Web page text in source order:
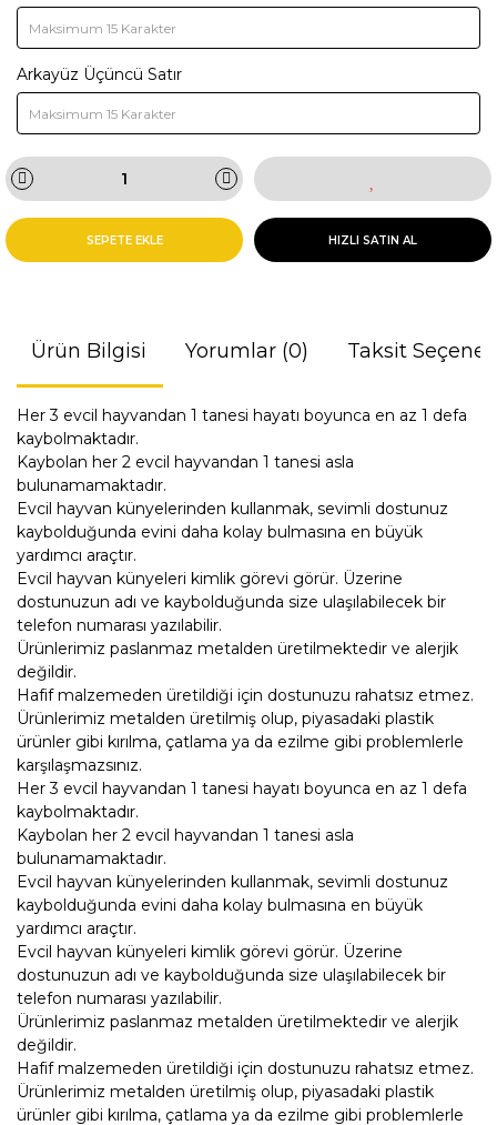
Arkayüz Üçüncü Satır
SEPETE EKLE HIZLI SATIN AL
Ürün Bilgisi Yorumlar (0) Taksit
Her 3 evcil hayvandan 1 tanesi hayatı boyunca en az 1 defa
kaybolmaktadır.
Kaybolan her 2 evcil hayvandan 1 tanesi asla
bulunamamaktadır.
Evcil hayvan künyelerinden kullanmak, sevimli dostunuz
kaybolduğunda evini daha kolay bulmasına en büyük
yardımcı araçtır.
Evcil hayvan künyeleri kimlik görevi görür. Üzerine
dostunuzun adı ve kaybolduğunda size ulaşılabilecek bir
telefon numarası yazılabilir.
Ürünlerimiz paslanmaz metalden üretilmektedir ve alerjik
değildir.
Hafif malzemeden üretildiği için dostunuzu rahatsız etmez.
Ürünlerimiz metalden üretilmiş olup, piyasadaki plastik
ürünler gibi kırılma, çatlama ya da ezilme gibi problemlerle
karşılaşmazsınız.
Her 3 evcil hayvandan 1 tanesi hayatı boyunca en az 1 defa
kaybolmaktadır.
Kaybolan her 2 evcil hayvandan 1 tanesi asla
bulunamamaktadır.
Evcil hayvan künyelerinden kullanmak, sevimli dostunuz
kaybolduğunda evini daha kolay bulmasına en büyük
yardımcı araçtır.
Evcil hayvan künyeleri kimlik görevi görür. Üzerine
dostunuzun adı ve kaybolduğunda size ulaşılabilecek bir
telefon numarası yazılabilir.
Ürünlerimiz paslanmaz metalden üretilmektedir ve alerjik
değildir.
Hafif malzemeden üretildiği için dostunuzu rahatsız etmez.
Ürünlerimiz metalden üretilmiş olup, piyasadaki plastik
ürünler gibi kırılma, çatlama ya da ezilme gibi problemlerle